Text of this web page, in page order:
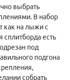
выбрать
В набор
как на лыжи с
сплитборда есть
под
подгона
собрать